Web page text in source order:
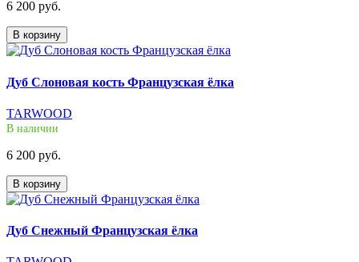
6 200 руб.
В корзину
Дуб Слоновая кость Французская ёлка
TARWOOD
В наличии
6 200 руб.
В корзину
Дуб Снежный Французская ёлка